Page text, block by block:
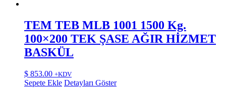
TEM TEB MLB 1001 1500 Kg.
100×200 TEK ŞASE AĞIR HİZMET
BASKÜL
$ 853.00 +KDV
Sepete Ekle Detayları Göster